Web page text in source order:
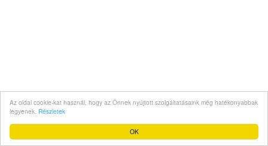
OK
Az oldal cookie-kat használ, hogy az Önnek nyújtott szolgáltatásaink még hatékonyabbak
legyenek. Részletek